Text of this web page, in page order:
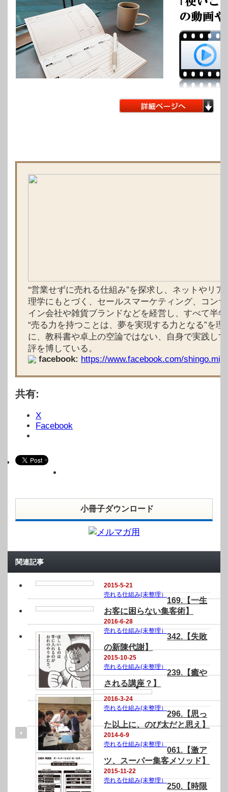
“営業せずに売れる仕組み”を探求し、ネットやリ
理学にもとづく、セールスマーケティング、コ
イン会社や雑貨ブランドなどを経営し、すべて半
“売る力を持つことは、夢を実現する力となる”を
に、教科書や卓上の空論ではない、自身で実践し
評を博している。
facebook: https://www.facebook.com/
共有:
X
Facebook
小冊子ダウンロード
関連記事
2015-5-21
売れる仕組み(未整理）
169.【一生
お客に困らない集客術】
2016-6-28
売れる仕組み(未整理）
342.【失敗
の新陳代謝】
2015-10-25
売れる仕組み(未整理）
239.【癒や
される講座？】
2016-3-24
売れる仕組み(未整理）
296.【思っ
た以上に、のび太だと思え】
2014-6-9
売れる仕組み(未整理）
061.【激ア
ツ、スーパー集客メソッド】
2015-11-22
売れる仕組み(未整理）
250.【時限